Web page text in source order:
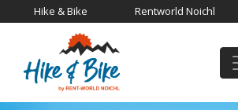
Hike & Bike Rentworld Noichl